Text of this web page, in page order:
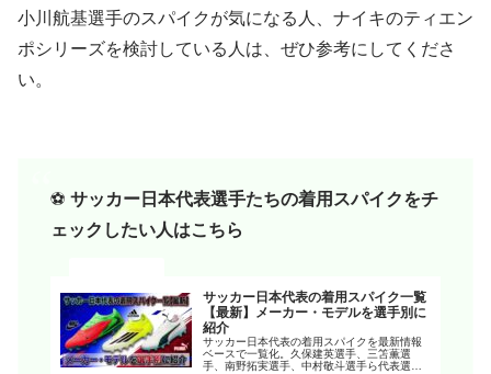
小川航基選手のスパイクが気になる人、ナイキのティエン
ポシリーズを検討している人は、ぜひ参考にしてくださ
い。
⚽️ サッカー日本代表選手たちの着用スパイクをチ
ェックしたい人はこちら
サッカー日本代表の着用スパイク一覧
【最新】メーカー・モデルを選手別に
紹介
サッカー日本代表の着用スパイクを最新情報
ベースで一覧化。久保建英選手、三笘薫選
手、南野拓実選手、中村敬斗選手ら代表選手